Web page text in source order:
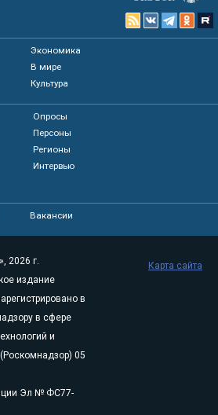
Экономика
В мире
Культура
Опросы
Персоны
Регионы
Интервью
Вакансии
2026 г.
издание
в
в сфере
и
05
Эл № ФС77-
Карта сайта